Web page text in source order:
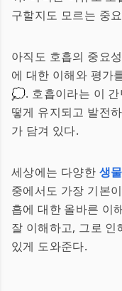
구할지도 모르는 중
아직도 호흡의 중요
에 대한 이해와 평가
💭. 호흡이라는 이
떻게 유지되고 발전
가 담겨 있다.
세상에는 다양한 생
중에서도 가장 기본
흡에 대한 올바른 이
잘 이해하고, 그로 인
있게 도와준다.